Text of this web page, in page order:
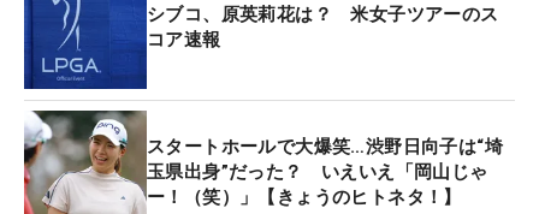
シブコ、原英莉花は？ 米女子ツアーのス
コア速報
スタートホールで大爆笑…渋野日向子は“埼
玉県出身”だった？ いえいえ「岡山じゃ
ー！（笑）」【きょうのヒトネタ！】